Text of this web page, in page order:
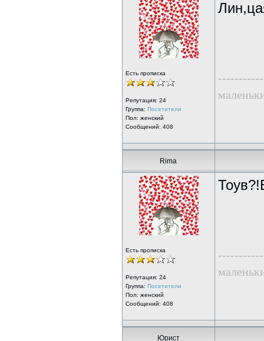
Есть прописка
Репутация: 24
Группа: Посетители
Пол: женский
Сообщений: 408
Rima
Есть прописка
Репутация: 24
Группа: Посетители
Пол: женский
Сообщений: 408
Юрист